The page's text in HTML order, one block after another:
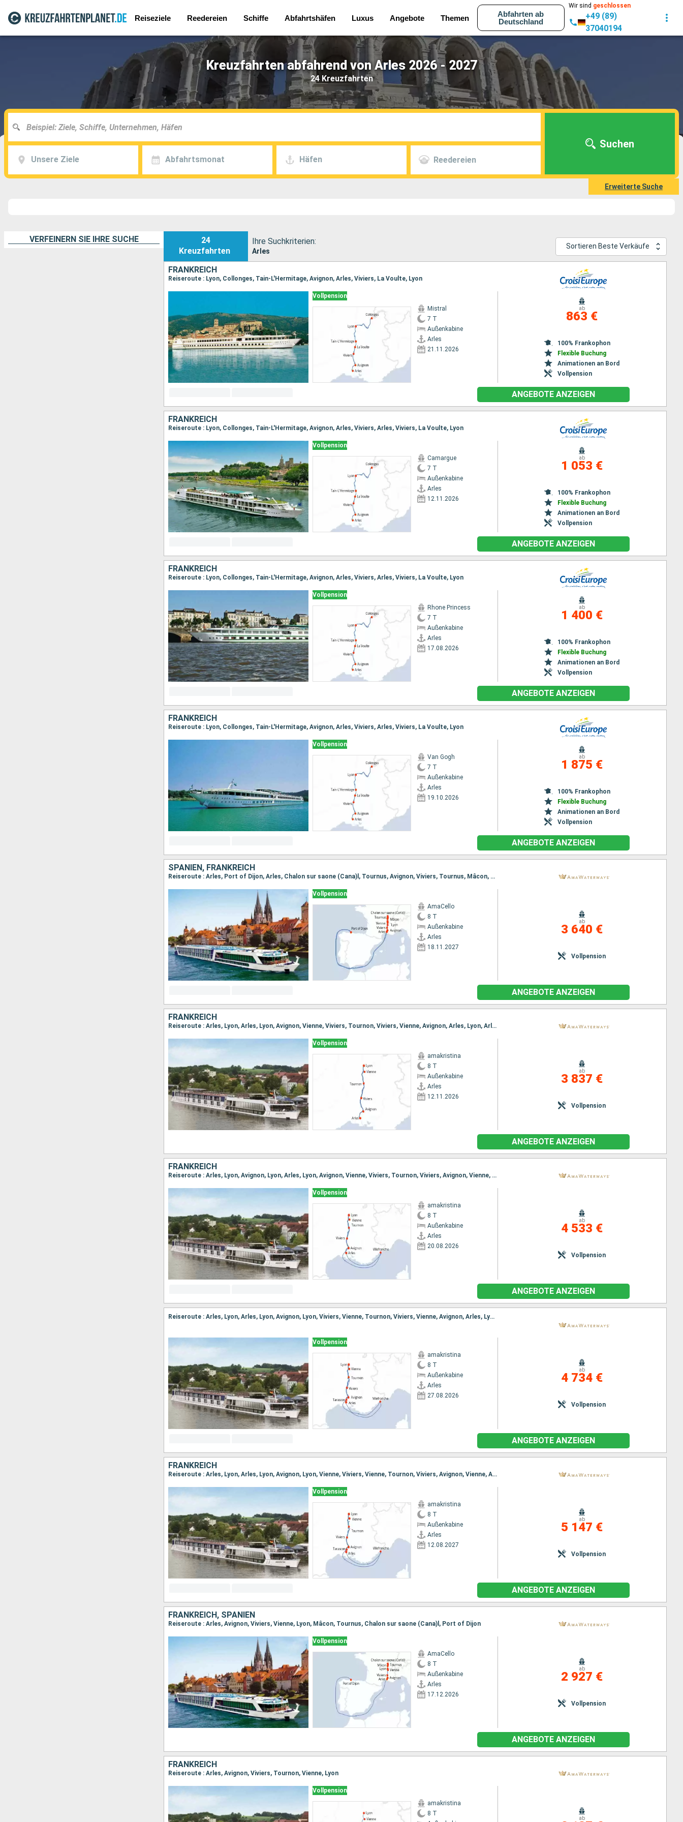
Reiseziele Reedereien Schiffe Abfahrtshäfen Luxus Angebote Themen
Abfahrten ab
Deutschland
Wir sind geschlossen
+49 (89)
37040194
Kreuzfahrten abfahrend von Arles 2026 - 2027
24 Kreuzfahrten
Unsere Ziele Abfahrtsmonat Häfen Reedereien
Suchen
Erweiterte Suche
VERFEINERN SIE IHRE SUCHE
24
Kreuzfahrten
Ihre Suchkriterien:
Arles
Sortieren Beste Verkäufe
FRANKREICH
Reiseroute : Lyon, Collonges, Tain-L'Hermitage, Avignon, Arles, Viviers, La Voulte, Lyon
Vollpension
Mistral
7 T
Außenkabine
Arles
21.11.2026
ab
863 €
100% Frankophon
Flexible Buchung
Animationen an Bord
Vollpension
ANGEBOTE ANZEIGEN
FRANKREICH
Reiseroute : Lyon, Collonges, Tain-L'Hermitage, Avignon, Arles, Viviers, Arles, Viviers, La Voulte, Lyon
Vollpension
Camargue
7 T
Außenkabine
Arles
12.11.2026
ab
1 053 €
100% Frankophon
Flexible Buchung
Animationen an Bord
Vollpension
ANGEBOTE ANZEIGEN
FRANKREICH
Reiseroute : Lyon, Collonges, Tain-L'Hermitage, Avignon, Arles, Viviers, Arles, Viviers, La Voulte, Lyon
Vollpension
Rhone Princess
7 T
Außenkabine
Arles
17.08.2026
ab
1 400 €
100% Frankophon
Flexible Buchung
Animationen an Bord
Vollpension
ANGEBOTE ANZEIGEN
FRANKREICH
Reiseroute : Lyon, Collonges, Tain-L'Hermitage, Avignon, Arles, Viviers, Arles, Viviers, La Voulte, Lyon
Vollpension
Van Gogh
7 T
Außenkabine
Arles
19.10.2026
ab
1 875 €
100% Frankophon
Flexible Buchung
Animationen an Bord
Vollpension
ANGEBOTE ANZEIGEN
SPANIEN, FRANKREICH
Reiseroute : Arles, Port of Dijon, Arles, Chalon sur saone (Cana)l, Tournus, Avignon, Viviers, Tournus, Mâcon, Vienne, Mâcon, Lyon, Tournon, Lyon, Vienne, Mâcon, Tournus, Vienne, Viviers, Lyon, Avignon, Chalon sur saone (Cana)l, Arles, Port of Dijon, Arles
Vollpension
AmaCello
8 T
Außenkabine
Arles
18.11.2027
ab
3 640 €
Vollpension
ANGEBOTE ANZEIGEN
FRANKREICH
Reiseroute : Arles, Lyon, Arles, Lyon, Avignon, Vienne, Viviers, Tournon, Viviers, Vienne, Avignon, Arles, Lyon, Arles
Vollpension
amakristina
8 T
Außenkabine
Arles
12.11.2026
ab
3 837 €
Vollpension
ANGEBOTE ANZEIGEN
FRANKREICH
Reiseroute : Arles, Lyon, Avignon, Lyon, Arles, Lyon, Avignon, Vienne, Viviers, Tournon, Viviers, Avignon, Vienne, Lyon, Arles, Villefranche, Lyon, Arles
Vollpension
amakristina
8 T
Außenkabine
Arles
20.08.2026
ab
4 533 €
Vollpension
ANGEBOTE ANZEIGEN
Reiseroute : Arles, Lyon, Arles, Lyon, Avignon, Lyon, Viviers, Vienne, Tournon, Viviers, Vienne, Avignon, Arles, Lyon, Villefranche, Arles, Tarascon, Avignon, Lyon, Arles
Vollpension
amakristina
8 T
Außenkabine
Arles
27.08.2026
ab
4 734 €
Vollpension
ANGEBOTE ANZEIGEN
FRANKREICH
Reiseroute : Arles, Lyon, Arles, Lyon, Avignon, Lyon, Vienne, Viviers, Vienne, Tournon, Viviers, Avignon, Vienne, Arles, Lyon, Tarascon, Arles, Villefranche, Lyon, Avignon, Arles
Vollpension
amakristina
8 T
Außenkabine
Arles
12.08.2027
ab
5 147 €
Vollpension
ANGEBOTE ANZEIGEN
FRANKREICH, SPANIEN
Reiseroute : Arles, Avignon, Viviers, Vienne, Lyon, Mâcon, Tournus, Chalon sur saone (Cana)l, Port of Dijon
Vollpension
AmaCello
8 T
Außenkabine
Arles
17.12.2026
ab
2 927 €
Vollpension
ANGEBOTE ANZEIGEN
FRANKREICH
Reiseroute : Arles, Avignon, Viviers, Tournon, Vienne, Lyon
Vollpension
amakristina
8 T
ab